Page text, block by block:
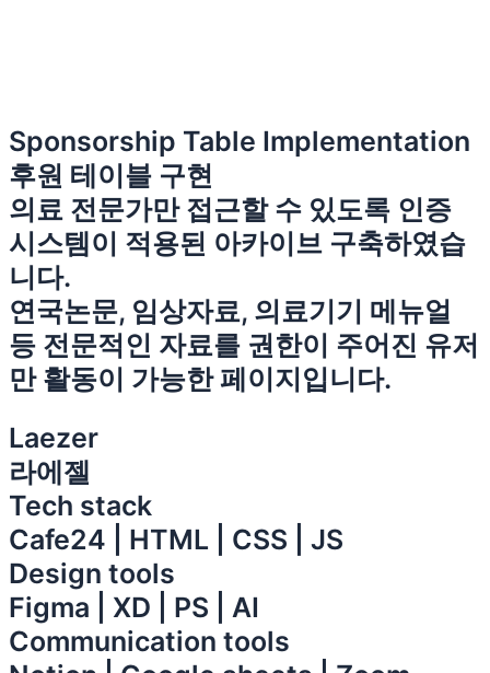
Sponsorship Table Implementation
후원 테이블 구현
의료 전문가만 접근할 수 있도록 인증
시스템이 적용된 아카이브 구축하였습
니다.
연국논문, 임상자료, 의료기기 메뉴얼
등 전문적인 자료를 권한이 주어진 유저
만 활동이 가능한 페이지입니다.
Laezer
라에젤
Tech stack
Cafe24 | HTML | CSS | JS
Design tools
Figma | XD | PS | AI
Communication tools